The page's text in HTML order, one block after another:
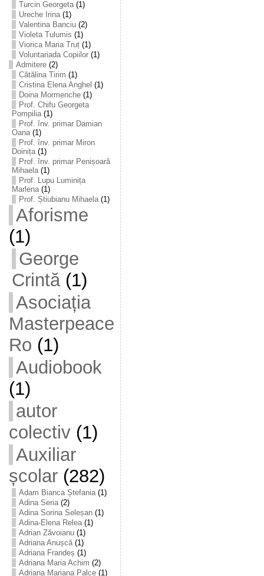
Turcin Georgeta(1)
Ureche Irina(1)
Valentina Banciu(2)
Violeta Tulumis (1)
Viorica Maria Truț(1)
Voluntariada Copiilor(1)
Admitere(2)
Cătălina Tirim (1)
Cristina Elena Anghel (1)
Doina Mormenche(1)
Prof. Chifu Georgeta
Pompilia(1)
Prof. înv. primar Damian
Oana(1)
Prof. înv. primar Miron
Doinița(1)
Prof. înv. primar Penișoară
Mihaela(1)
Prof. Lupu Luminița
Marlena(1)
Prof. Știubianu Mihaela(1)
Aforisme
(1)
George
Crintă(1)
Asociația
Masterpeace
Ro (1)
Audiobook
(1)
autor
colectiv(1)
Auxiliar
școlar(282)
Adam Bianca Ștefania(1)
Adina Seria(2)
Adina Sorina Seleșan(1)
Adina-Elena Relea(1)
Adrian Zăvoianu(1)
Adriana Anușcă(1)
Adriana Frandeș (1)
Adriana Maria Achim (2)
Adriana Mariana Palce(1)